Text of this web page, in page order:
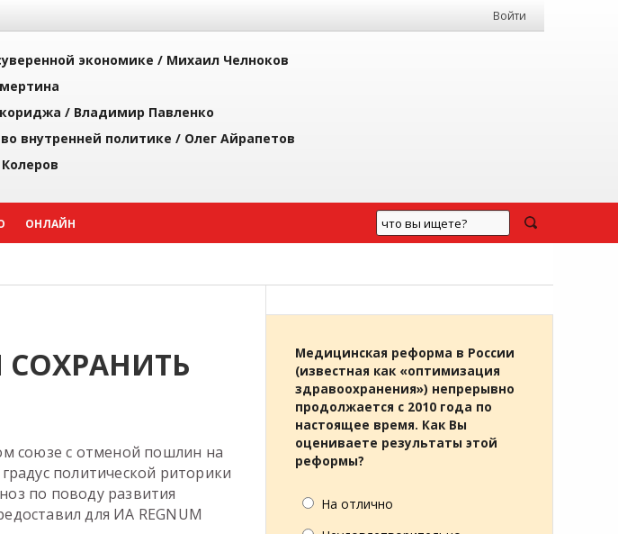
Войти
экономике / Михаил Челноков
/ Владимир Павленко
внутренней политике / Олег Айрапетов
ОНЛАЙН
СОХРАНИТЬ
союзе с отменой пошлин на
политической риторики
по поводу развития
для ИА REGNUM
Медицинская реформа в России
(известная как «оптимизация
здравоохранения») непрерывно
продолжается с 2010 года по
настоящее время. Как Вы
оцениваете результаты этой
реформы?
На отлично